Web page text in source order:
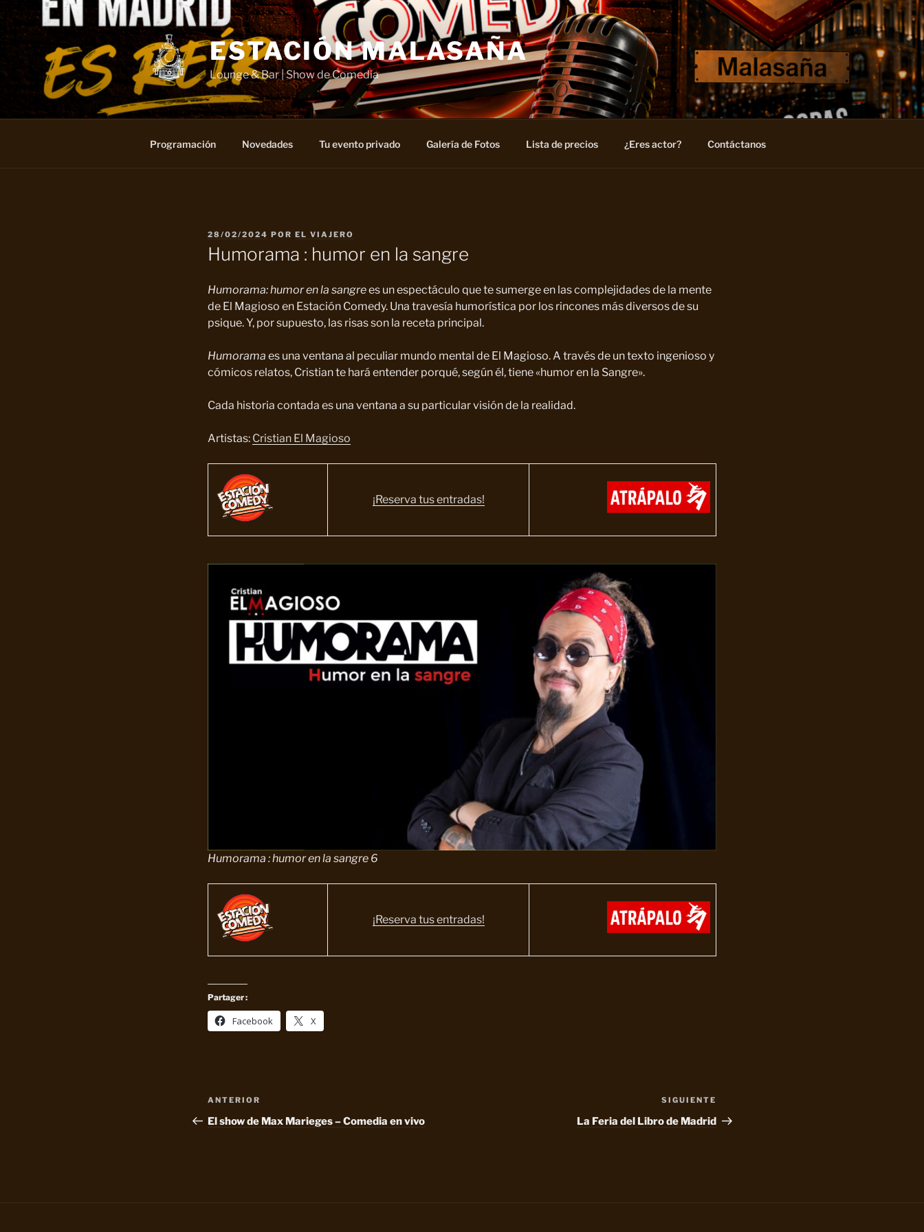
Saltar
al
contenido
ESTACIÓN MALASAÑA
Lounge & Bar | Show de Comedia
Programación Novedades Tu evento privado Galería de Fotos Lista de precios ¿Eres actor? Contáctanos
PUBLICADO
EL
28/02/2024 POR EL VIAJERO
Humorama : humor en la sangre
Humorama: humor en la sangrees un espectáculo que te sumerge en las complejidades de la mente
de El Magioso en Estación Comedy. Una travesía humorística por los rincones más diversos de su
psique. Y, por supuesto, las risas son la receta principal.
Humorama es una ventana al peculiar mundo mental de El Magioso. A través de un texto ingenioso y
cómicos relatos, Cristian te hará entender porqué, según él, tiene «humor en la Sangre».
Cada historia contada es una ventana a su particular visión de la realidad.
Artistas: Cristian El Magioso
¡Reserva tus entradas!
Humorama : humor en la sangre 6
¡Reserva tus entradas!
Partager :
Facebook X
Navegación
de
Entrada
anterior:
ANTERIOR
El show de Max Marieges – Comedia en vivo
entrada
SIGUIENTE
La Feria del Libro de Madrid